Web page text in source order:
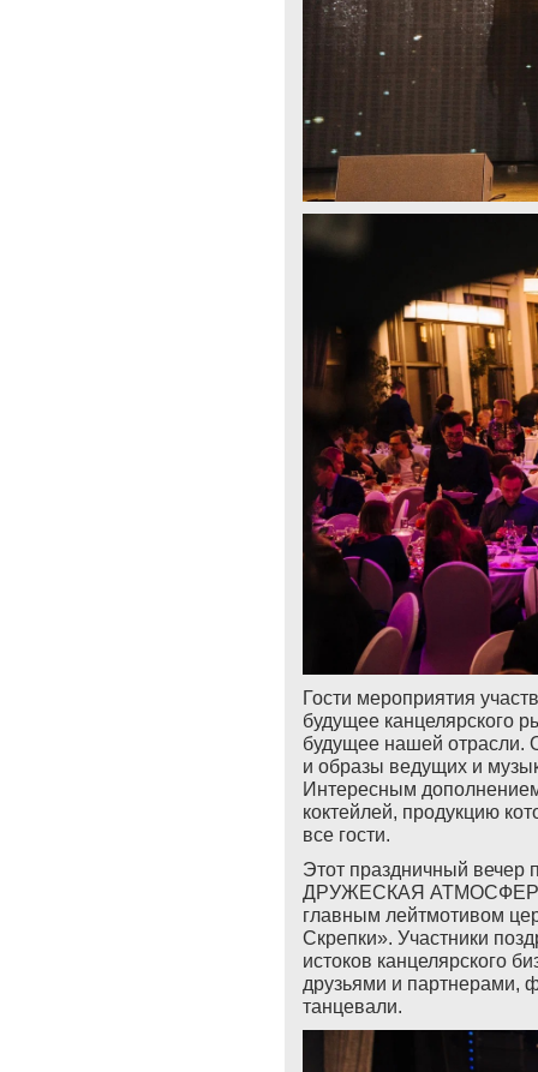
Гости мероприятия
будущее канцелярского
будущее нашей отрасли.
и образы ведущих и
Интересным
коктейлей, продукцию
все гости.
Этот праздничный
ДРУЖЕСКАЯ
главным лейтмотивом
Скрепки». Участники
истоков канцелярского
друзьями и партнерами,
танцевали.